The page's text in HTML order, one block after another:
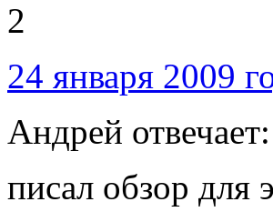
2
24 января 2009
Андрей отвечает:
писал обзор для